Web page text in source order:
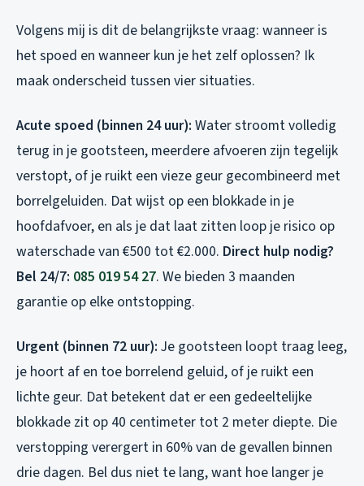
Volgens mij is dit de belangrijkste vraag: wanneer is
het spoed en wanneer kun je het zelf oplossen? Ik
maak onderscheid tussen vier situaties.
Acute spoed (binnen 24 uur): Water stroomt volledig
terug in je gootsteen, meerdere afvoeren zijn tegelijk
verstopt, of je ruikt een vieze geur gecombineerd met
borrelgeluiden. Dat wijst op een blokkade in je
hoofdafvoer, en als je dat laat zitten loop je risico op
waterschade van €500 tot €2.000. Direct hulp nodig?
Bel 24/7: 085 019 54 27. We bieden 3 maanden
garantie op elke ontstopping.
Urgent (binnen 72 uur): Je gootsteen loopt traag leeg,
je hoort af en toe borrelend geluid, of je ruikt een
lichte geur. Dat betekent dat er een gedeeltelijke
blokkade zit op 40 centimeter tot 2 meter diepte. Die
verstopping verergert in 60% van de gevallen binnen
drie dagen. Bel dus niet te lang, want hoe langer je